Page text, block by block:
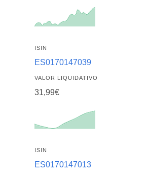
ISIN
ES0170147039
VALOR LIQUIDATIVO
31,99€
ISIN
ES0170147013